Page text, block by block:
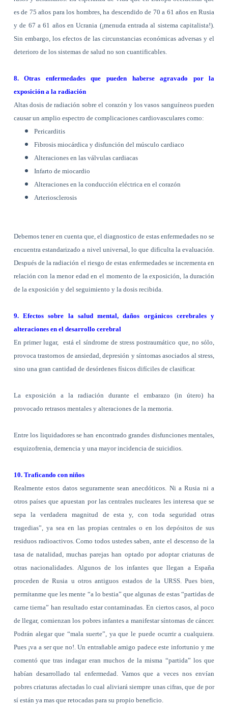
es de 75 años para los hombres, ha descendido de 70 a 61 años en Rusia
y de 67 a 61 años en Ucrania (¡menuda entrada al sistema capitalista!).
Sin embargo, los efectos de las circunstancias económicas adversas y el
deterioro de los sistemas de salud no son cuantificables.
8. Otras enfermedades que pueden haberse agravado por la
exposición a la radiación
Altas dosis de radiación sobre el corazón y los vasos sanguíneos pueden
causar un amplio espectro de complicaciones cardiovasculares como:
Pericarditis
Fibrosis miocárdica y disfunción del músculo cardiaco
Alteraciones en las válvulas cardiacas
Infarto de miocardio
Alteraciones en la conducción eléctrica en el corazón
Arteriosclerosis
Debemos tener en cuenta que, el diagnostico de estas enfermedades no se
encuentra estandarizado a nivel universal, lo que dificulta la evaluación.
Después de la radiación el riesgo de estas enfermedades se incrementa en
relación con la menor edad en el momento de la exposición, la duración
de la exposición y del seguimiento y la dosis recibida.
9. Efectos sobre la salud mental, daños orgánicos cerebrales y
alteraciones en el desarrollo cerebral
En primer lugar,
está el síndrome de stress postraumático que, no sólo,
provoca trastornos de ansiedad, depresión y síntomas asociados al stress,
sino una gran cantidad de desórdenes físicos difíciles de clasificar.
La exposición a la radiación durante el embarazo (in útero) ha
provocado retrasos mentales y alteraciones de la memoria.
Entre los liquidadores se han encontrado grandes disfunciones mentales,
esquizofrenia, demencia y una mayor incidencia de suicidios.
10. Traficando con niños
Realmente estos datos seguramente sean anecdóticos. Ni a Rusia ni a
otros países que apuestan por las centrales nucleares les interesa que se
sepa la verdadera magnitud de esta y, con toda seguridad otras
tragedias”, ya sea en las propias centrales o en los depósitos de sus
residuos radioactivos. Como todos ustedes saben, ante el descenso de la
tasa de natalidad, muchas parejas han optado por adoptar criaturas de
otras nacionalidades. Algunos de los infantes que llegan a España
proceden de Rusia u otros antiguos estados de la URSS. Pues bien,
permítanme que les mente “a lo bestia” que algunas de estas “partidas de
carne tierna” han resultado estar contaminadas. En ciertos casos, al poco
de llegar, comienzan los pobres infantes a manifestar síntomas de cáncer.
Podrán alegar que “mala suerte”, ya que le puede ocurrir a cualquiera.
Pues ¡va a ser que no!. Un entrañable amigo padece este infortunio y me
comentó que tras indagar eran muchos de la misma “partida” los que
habían desarrollado tal enfermedad. Vamos que a veces nos envían
pobres criaturas afectadas lo cual aliviará siempre unas cifras, que de por
sí están ya mas que retocadas para su propio beneficio.